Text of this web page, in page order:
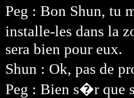
Peg : Bon Shun, tu
installe-les dans la
sera bien pour eux.
Shun : Ok, pas de
Peg : Bien s�r que